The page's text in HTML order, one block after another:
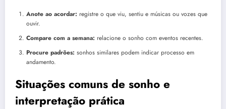
Anote ao acordar: registre o que viu, sentiu e músicas ou vozes que
ouvir.
Compare com a semana: relacione o sonho com eventos recentes.
Procure padrões: sonhos similares podem indicar processo em
andamento.
Situações comuns de sonho e
interpretação prática